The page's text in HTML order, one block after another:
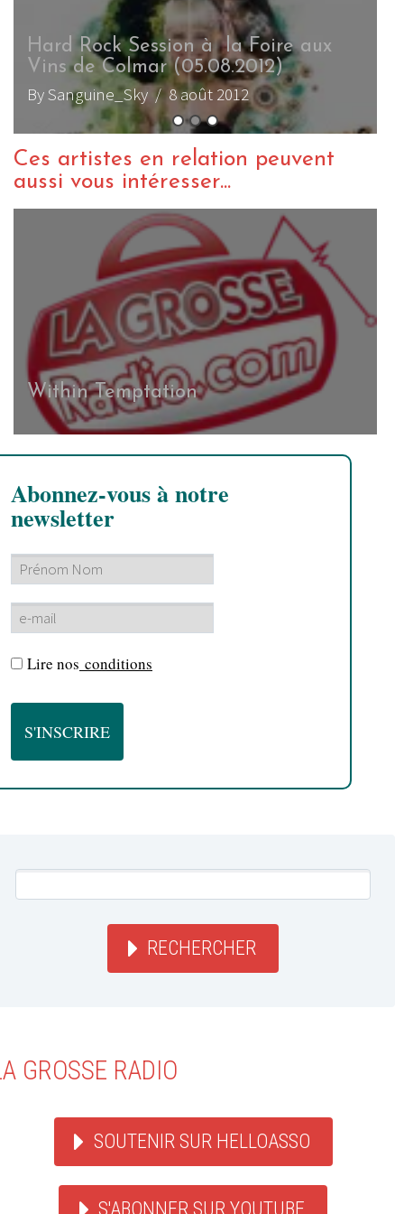
Sharon den Adel, chanteuse de
Within Temptation
By Ju de Melon/ 21 octobre 2009
Ces artistes en relation peuvent
aussi vous intéresser...
Within Temptation
Abonnez-vous à notre
newsletter
Lire nos conditions
RECHERCHER
GROSSE RADIO
SOUTENIR SUR HELLOASSO
S'ABONNER SUR YOUTUBE